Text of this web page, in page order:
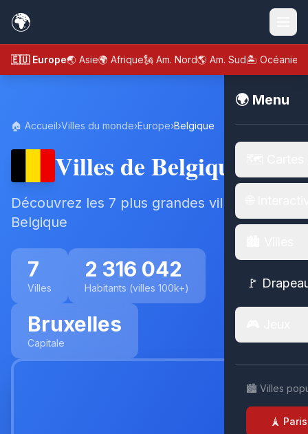
🌍
🇪🇺 Europe🌏 Asie🌍 Afrique🗽 Am. Nord🌎 Am. Sud🏝️ Océanie
🌍 Menu
🚩
🏙️ Villes
🗼 Paris
🏠 Accueil›Villes du monde›Europe›Belgique
Villes de Belgique
Découvrez les 7 plus grandes villes de
Belgique
7
Villes
2 316 042
Habitants (villes 100k+)
Bruxelles
Capitale